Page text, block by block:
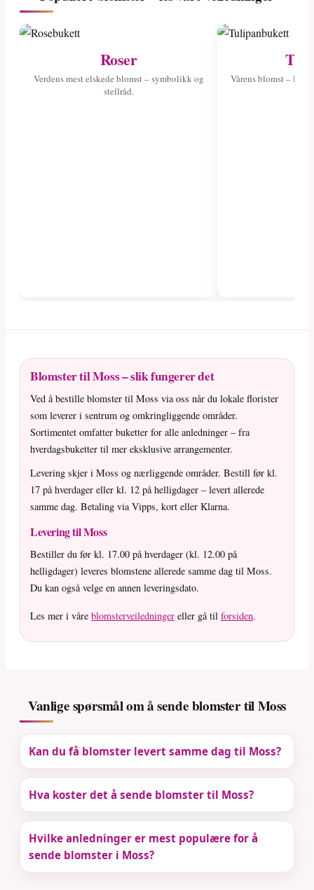
Roser
Verdens mest elskede blomst – symbolikk og
stellråd.
Vårens blomst – les
Blomster til Moss – slik fungerer det
Ved å bestille blomster til Moss via oss når du lokale florister
som leverer i sentrum og omkringliggende områder.
Sortimentet omfatter buketter for alle anledninger – fra
hverdagsbuketter til mer eksklusive arrangementer.
Levering skjer i Moss og nærliggende områder. Bestill før kl.
17 på hverdager eller kl. 12 på helligdager – levert allerede
samme dag. Betaling via Vipps, kort eller Klarna.
Levering til Moss
Bestiller du før kl. 17.00 på hverdager (kl. 12.00 på
helligdager) leveres blomstene allerede samme dag til Moss.
Du kan også velge en annen leveringsdato.
Les mer i våre blomsterveiledninger eller gå til forsiden.
Vanlige spørsmål om å sende blomster til Moss
Kan du få blomster levert samme dag til Moss?
Hva koster det å sende blomster til Moss?
Hvilke anledninger er mest populære for å
sende blomster i Moss?